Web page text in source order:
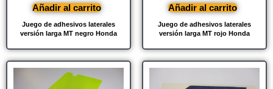
Juego de adhesivos laterales
versión larga MT negro Honda
Añadir al carrito
Juego de adhesivos laterales
versión larga MT rojo Honda
Añadir al carrito